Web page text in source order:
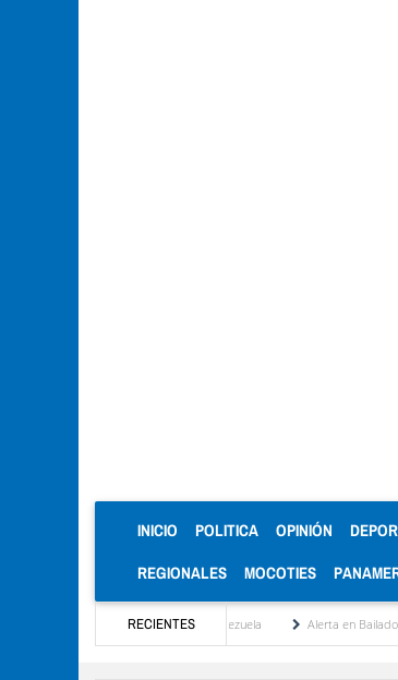
INICIO (CURRENT)
POLITICA OPINIÓN
REGIONALES MOCOTIES
RECIENTES
de Venezuela Alerta en Bailadores: Denuncian